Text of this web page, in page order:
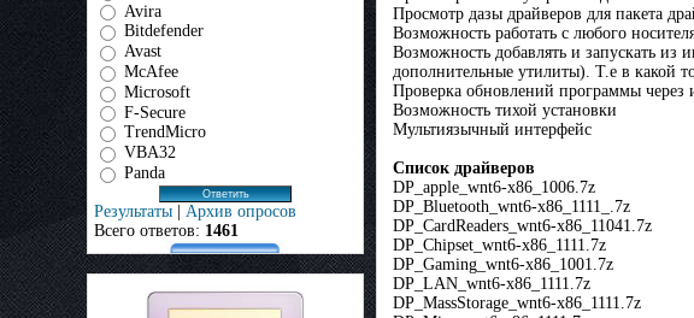
Avira
Bitdefender
Avast
McAfee
Microsoft
F-Secure
TrendMicro
VBA32
Panda
Результаты | Архив опросов
Всего ответов: 1461
Просмотр дазы драйверов для пакета
Возможность работать с любого
Возможность добавлять и запускать из
дополнительные утилиты). Т.е в какой
Проверка обновлений программы через
Возможность тихой установки
Мультиязычный интерфейс
Список драйверов
DP_apple_wnt6-x86_1006.7z
DP_Bluetooth_wnt6-x86_1111_.7z
DP_CardReaders_wnt6-x86_11041.7z
DP_Chipset_wnt6-x86_1111.7z
DP_Gaming_wnt6-x86_1001.7z
DP_LAN_wnt6-x86_1111.7z
DP_MassStorage_wnt6-x86_1111.7z